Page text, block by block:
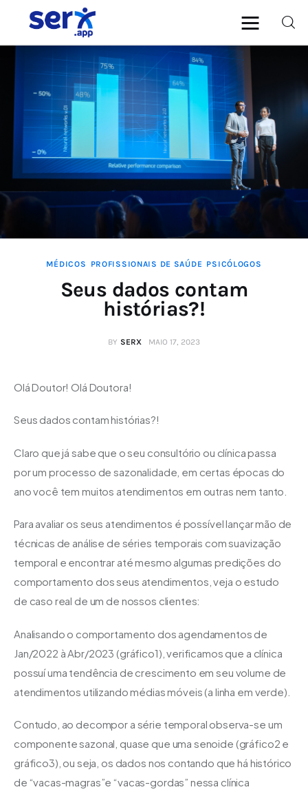
blog.serx.app
Blog do Software Médico e
Multiprofissional serx.app
Médicos
Psicólogos
Dentistas
MÉDICOS PROFISSIONAIS DE SAÚDE PSICÓLOGOS
Seus dados contam
histórias?!
BY SERX MAIO 17, 2023
Olá Doutor! Olá Doutora!
Seus dados contam histórias?!
Claro que já sabe que o seu consultório ou clínica passa
por um processo de sazonalidade, em certas épocas do
ano você tem muitos atendimentos em outras nem tanto.
Para avaliar os seus atendimentos é possível lançar mão de
técnicas de análise de séries temporais com suavização
temporal e encontrar até mesmo algumas predições do
comportamento dos seus atendimentos, veja o estudo
de caso real de um de nossos clientes:
Analisando o comportamento dos agendamentos de
Jan/2022 à Abr/2023 (gráfico1), verificamos que a clínica
possuí uma tendência de crescimento em seu volume de
atendimentos utilizando médias móveis (a linha em verde).
Contudo, ao decompor a série temporal observa-se um
componente sazonal, quase que uma senoide (gráfico2 e
gráfico3), ou seja, os dados nos contando que há histórico
de “vacas-magras”e “vacas-gordas” nessa clínica